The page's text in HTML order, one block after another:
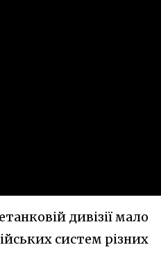
дивізії мало
систем різних